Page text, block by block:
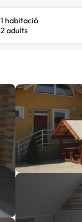
1 habitació
2 adults